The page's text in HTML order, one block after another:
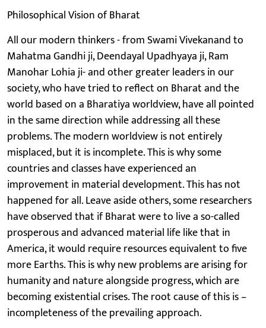
Philosophical Vision of Bharat
All our modern thinkers - from Swami Vivekanand to
Mahatma Gandhi ji, Deendayal Upadhyaya ji, Ram
Manohar Lohia ji- and other greater leaders in our
society, who have tried to reflect on Bharat and the
world based on a Bharatiya worldview, have all pointed
in the same direction while addressing all these
problems. The modern worldview is not entirely
misplaced, but it is incomplete. This is why some
countries and classes have experienced an
improvement in material development. This has not
happened for all. Leave aside others, some researchers
have observed that if Bharat were to live a so-called
prosperous and advanced material life like that in
America, it would require resources equivalent to five
more Earths. This is why new problems are arising for
humanity and nature alongside progress, which are
becoming existential crises. The root cause of this is –
incompleteness of the prevailing approach.